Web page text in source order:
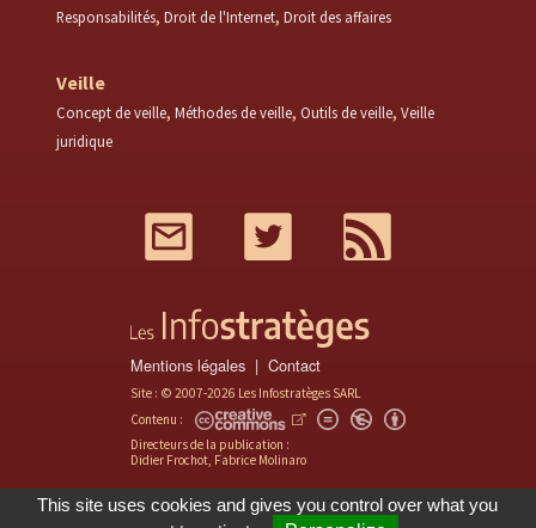
Responsabilités Droit de l'Internet Droit des affaires
Veille
Concept de veille Méthodes de veille Outils de veille Veille
juridique
Twitter
Mentions légales Contact
Site : © 2007-2026 Les Infostratèges SARL
Contenu :
Directeurs de la publication :
Didier Frochot, Fabrice Molinaro
This site uses cookies and gives you control over what you